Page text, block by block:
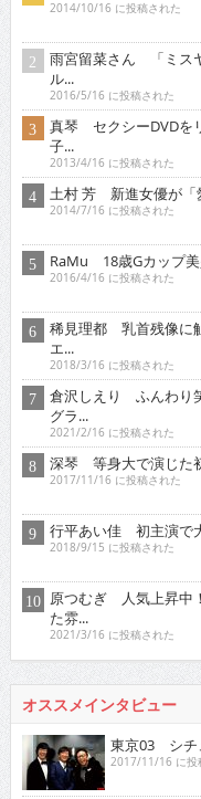
2014/10/16 に投稿された
雨宮留菜さん 「ミス
ル...
2016/5/16 に投稿された
真琴 セクシーDVDを
子...
2013/4/16 に投稿された
土村 芳 新進女優が「
2014/7/16 に投稿された
RaMu 18歳Gカップ美
2016/4/16 に投稿された
稀見理都 乳首残像に
エ...
2018/3/16 に投稿された
倉沢しえり ふんわり
グラ...
2021/2/16 に投稿された
深琴 等身大で演じた
2017/11/16 に投稿された
行平あい佳 初主演で
2018/9/15 に投稿された
原つむぎ 人気上昇中
た雰...
2021/3/16 に投稿された
オススメインタビュー
東京03 シチ
2017/11/16 に投